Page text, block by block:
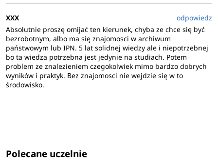
XXX
odpowiedz
Absolutnie proszę omijać ten kierunek, chyba ze chce się być
bezrobotnym, albo ma się znajomosci w archiwum
państwowym lub IPN. 5 lat solidnej wiedzy ale i niepotrzebnej
bo ta wiedza potrzebna jest jedynie na studiach. Potem
problem ze znalezieniem czegokolwiek mimo bardzo dobrych
wyników i praktyk. Bez znajomosci nie wejdzie się w to
środowisko.
Polecane uczelnie